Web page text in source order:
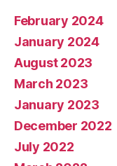
February 2024
January 2024
August 2023
March 2023
January 2023
December 2022
July 2022